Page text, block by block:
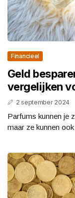
Financieel
Geld
vergelijken
2 september 2024
Parfums kunnen je
maar ze kunnen